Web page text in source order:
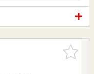
お気に入
りに追加